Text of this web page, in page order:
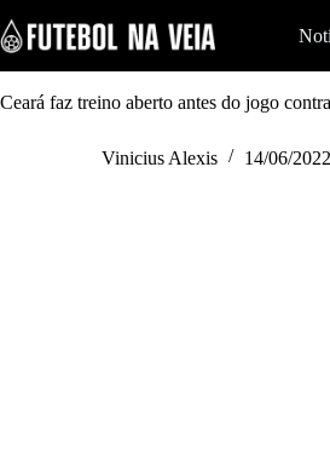
k
i
p
tCeará faz treino aberto antes do jogo
Vinicius Alexis 14/06/2022